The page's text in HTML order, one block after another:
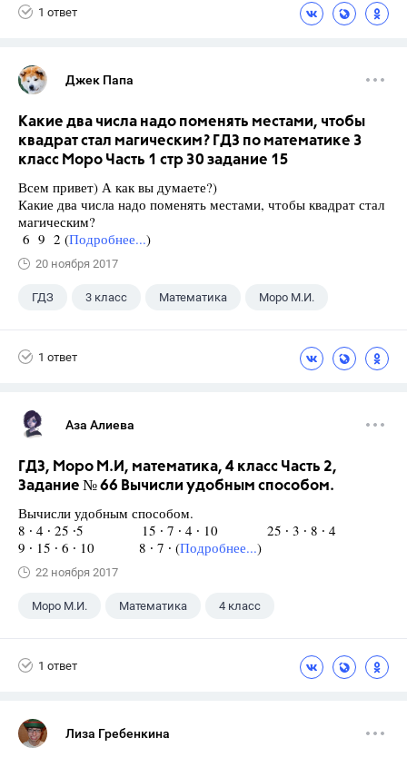
1 ответ
Джек Папа
Какие два числа надо поменять местами, чтобы
квадрат стал магическим? ГДЗ по математике 3
класс Моро Часть 1 стр 30 задание 15
Всем привет) А как вы думаете?)
Какие два числа надо поменять местами, чтобы квадрат стал
магическим?
6 9 2 (Подробнее...)
20 ноября 2017
ГДЗ 3 класс Математика Моро М.И.
1 ответ
Аза Алиева
ГДЗ, Моро М.И, математика, 4 класс Часть 2,
Задание № 66 Вычисли удобным способом.
Вычисли удобным способом.
8 ∙ 4 ∙ 25 ∙5 15 ∙ 7 ∙ 4 ∙ 10 25 ∙ 3 ∙ 8 ∙ 4
9 ∙ 15 ∙ 6 ∙ 10 8 ∙ 7 ∙ (Подробнее...)
22 ноября 2017
Моро М.И. Математика 4 класс
1 ответ
Лиза Гребенкина